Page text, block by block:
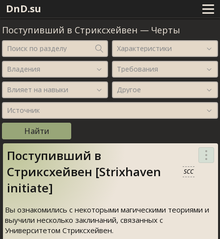
DnD.su
Поступивший в Стриксхейвен — Черты
Поиск по разделу Характеристики
Владения Требования
Влияет на навыки Другое
Источник
Поступивший в
Стриксхейвен [Strixhaven
initiate]
SCC
Вы ознакомились с некоторыми магическими теориями и
выучили несколько заклинаний, связанных с
Университетом Стриксхейвен.